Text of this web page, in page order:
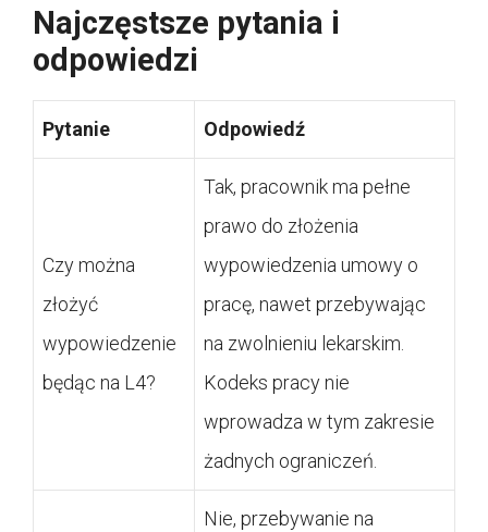
Najczęstsze pytania i
odpowiedzi
Pytanie Odpowiedź
Czy można
złożyć
wypowiedzenie
będąc na L4?
Tak, pracownik ma pełne
prawo do złożenia
wypowiedzenia umowy o
pracę, nawet przebywając
na zwolnieniu lekarskim.
Kodeks pracy nie
wprowadza w tym zakresie
żadnych ograniczeń.
Nie, przebywanie na